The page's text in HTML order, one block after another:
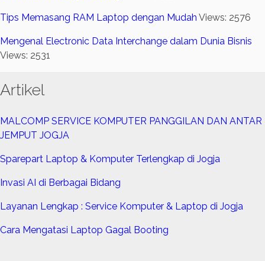
Tips Memasang RAM Laptop dengan Mudah Views: 2576
Mengenal Electronic Data Interchange dalam Dunia Bisnis
Views: 2531
Artikel
MALCOMP SERVICE KOMPUTER PANGGILAN DAN ANTAR
JEMPUT JOGJA
Sparepart Laptop & Komputer Terlengkap di Jogja
Invasi AI di Berbagai Bidang
Layanan Lengkap : Service Komputer & Laptop di Jogja
Cara Mengatasi Laptop Gagal Booting